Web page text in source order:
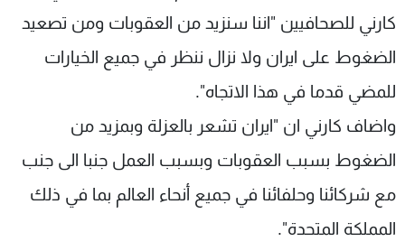
كارني للصحافيين "اننا سنزيد من العقوبات ومن تصعيد
الضغوط على ايران ولا نزال ننظر في جميع الخيارات
للمضي قدما في هذا الاتجاه".
واضاف كارني ان "ايران تشعر بالعزلة وبمزيد من
الضغوط بسبب العقوبات وبسبب العمل جنبا الى جنب
مع شركائنا وحلفائنا في جميع أنحاء العالم بما في ذلك
المملكة المتحدة".